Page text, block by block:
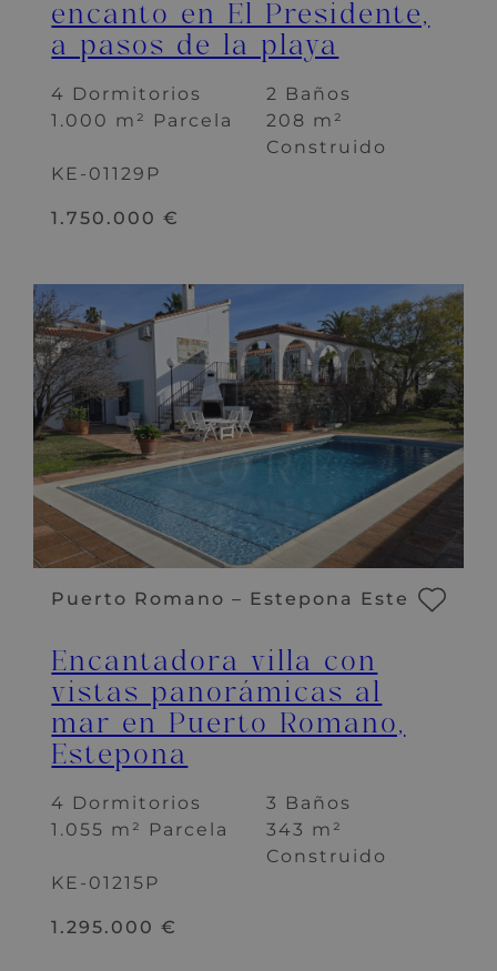
encanto en El Presidente,
a pasos de la playa
4 Dormitorios
2 Baños
1.000 m² Parcela
208 m²
Construido
1.750.000 €
KE-01129P
Puerto Romano – Estepona Este
Encantadora villa con
vistas panorámicas al
mar en Puerto Romano,
Estepona
4 Dormitorios
3 Baños
1.055 m² Parcela
343 m²
Construido
1.295.000 €
KE-01215P